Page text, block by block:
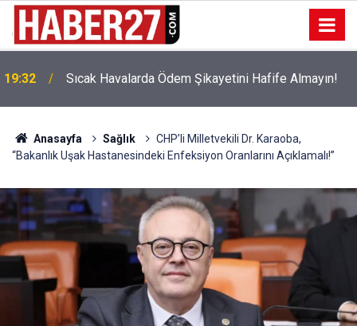
19:32 Sıcak Havalarda Ödem Şikayetini Hafife Almayın!
Anasayfa Sağlık
CHP’li Milletvekili Dr. Karaoba,
“Bakanlık Uşak Hastanesindeki Enfeksiyon Oranlarını Açıklamalı!”